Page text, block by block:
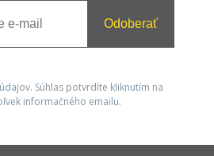
Odoberať
Súhlas potvrdíte kliknutím na
informačného emailu.